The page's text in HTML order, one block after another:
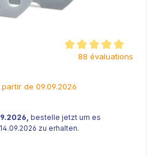
Note moyenne de
88 évaluations
de 09.09.2026
bestelle jetzt um es
zu erhalten.